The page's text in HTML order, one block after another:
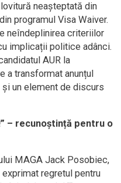
neașteptată din
programul Visa Waiver.
neîndeplinirea criteriilor
implicații politice adânci.
AUR la
a transformat anunțul
un element de discurs
– recunoștință pentru o
MAGA Jack Posobiec,
regretul pentru